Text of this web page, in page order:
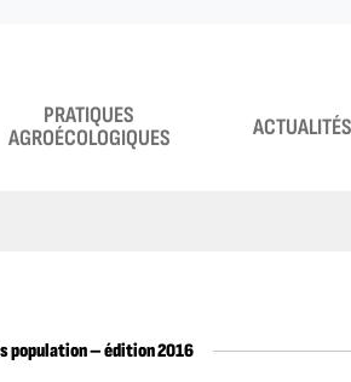
PRATIQUES
AGROÉCOLOGIQUES
ACTUALITÉS
population – édition 2016